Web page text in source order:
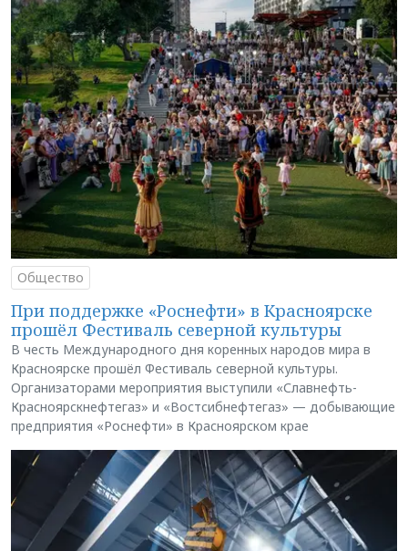
Общество
При поддержке «Роснефти» в Красноярске
прошёл Фестиваль северной культуры
В честь Международного дня коренных народов мира в
Красноярске прошёл Фестиваль северной культуры.
Организаторами мероприятия выступили «Славнефть-
Красноярскнефтегаз» и «Востсибнефтегаз» — добывающие
предприятия «Роснефти» в Красноярском крае